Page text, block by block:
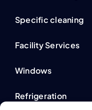
Specific cleaning
Facility Services
Windows
Refrigeration